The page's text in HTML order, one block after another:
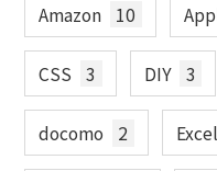
Amazon 10
CSS 3 DIY 3
docomo 2